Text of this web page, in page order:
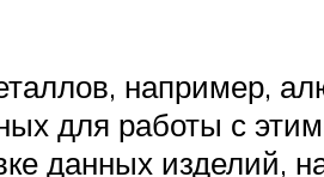
например,
для работы с
данных изделий,